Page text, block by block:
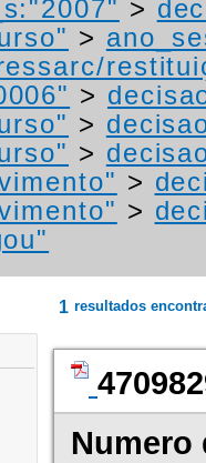
>
>
>
>
>
>
>
1 resultados
Numero